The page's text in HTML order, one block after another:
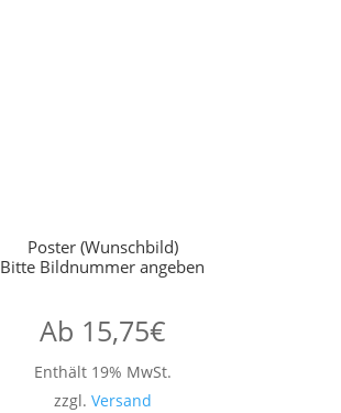
Poster (Wunschbild)
Bitte Bildnummer angeben
Ab 15,75€
Enthält 19% MwSt.
zzgl. Versand